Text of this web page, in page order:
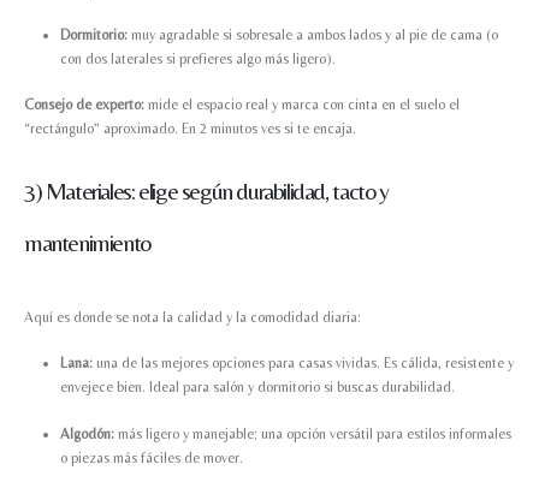
Dormitorio:muy agradable si sobresale a ambos lados y al pie de cama (o
con dos laterales si prefieres algo más ligero).
Consejo de experto: mide el espacio real y marca con cinta en el suelo el
“rectángulo” aproximado. En 2 minutos ves si te encaja.
3) Materiales: elige según durabilidad, tacto y
mantenimiento
Aquí es donde se nota la calidad y la comodidad diaria:
Lana:una de las mejores opciones para casas vividas. Es cálida, resistente y
envejece bien. Ideal para salón y dormitorio si buscas durabilidad.
Algodón:más ligero y manejable; una opción versátil para estilos informales
o piezas más fáciles de mover.